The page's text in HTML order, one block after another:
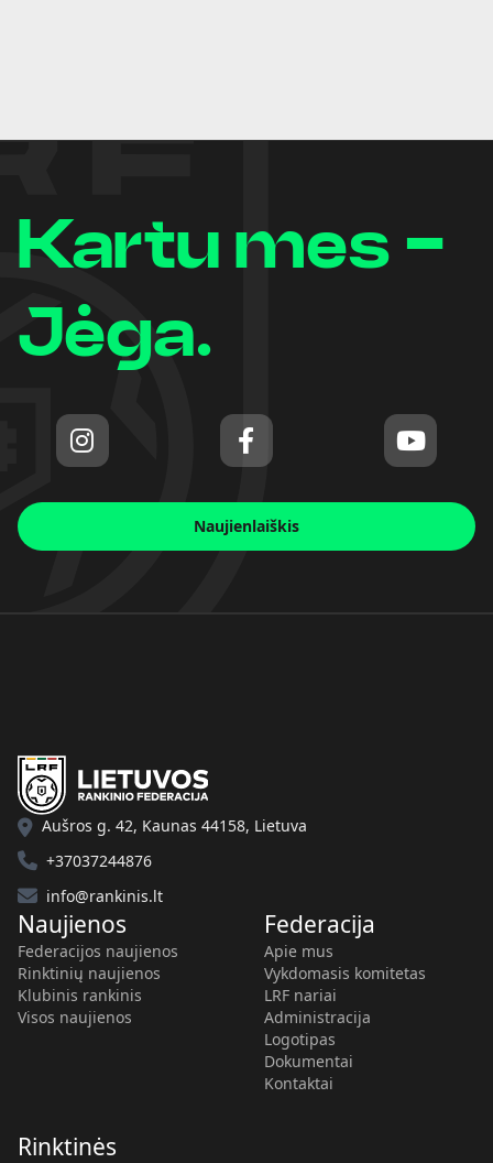
Kartu mes -
Jėga.
Naujienlaiškis
Aušros g. 42, Kaunas 44158, Lietuva
+37037244876
info@rankinis.lt
Naujienos
Federacijos naujienos
Rinktinių naujienos
Klubinis rankinis
Visos naujienos
Federacija
Apie mus
Vykdomasis komitetas
LRF nariai
Administracija
Logotipas
Dokumentai
Kontaktai
Rinktinės